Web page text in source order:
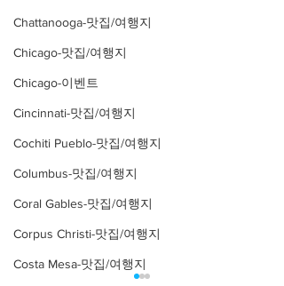
Chattanooga-맛집/여행지
Chicago-맛집/여행지
Chicago-이벤트
Cincinnati-맛집/여행지
Cochiti Pueblo-맛집/여행지
Columbus-맛집/여행지
Coral Gables-맛집/여행지
Corpus Christi-맛집/여행지
Costa Mesa-맛집/여행지